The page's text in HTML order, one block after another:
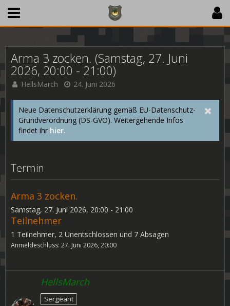
Arma 3 zocken. (Samstag, 27. Juni
2026, 20:00 - 21:00)
HellsMarch 24. Juni 2026
Neue Datenschutzerklärung gemäß EU-Datenschutz-
Grundverordnung (DS-GVO). Weitergehende Infos
findet ihr hier.
Termin
Arma 3 zocken.
Samstag, 27. Juni 2026, 20:00 - 21:00
Teilnehmer
1 Teilnehmer, 2 Unentschlossen und 7 Absagen
Anmeldeschluss: 27. Juni 2026, 20:00
HellsMarch
Sergeant